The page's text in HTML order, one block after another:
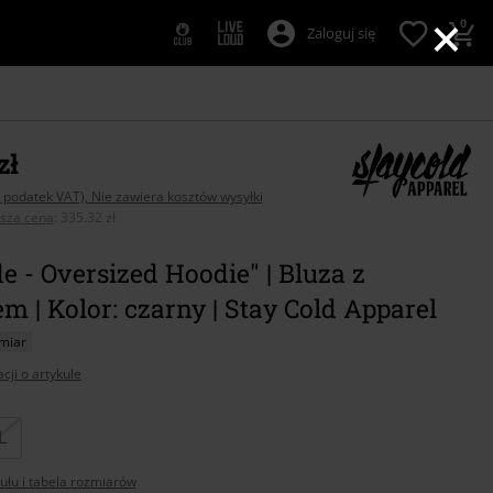
×
Zaloguj się 0
VAT), Nie zawiera kosztów wysyłki
cena
335.32 zł
- Oversized Hoodie" | Bluza z
| Kolor: czarny | Stay Cold Apparel
o artykule
i tabela rozmiarów